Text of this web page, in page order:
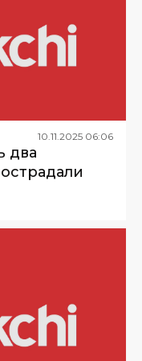
10.11.2025 06:06
два